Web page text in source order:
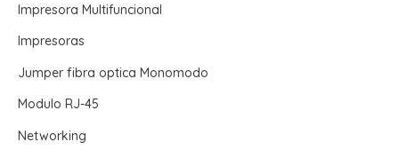
Impresora Multifuncional
Impresoras
Jumper fibra optica Monomodo
Modulo RJ-45
Networking